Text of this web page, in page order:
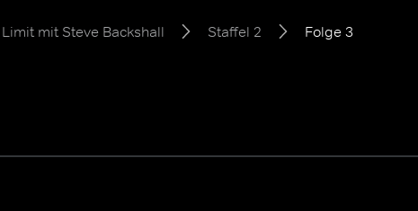
mit Steve Backshall Staffel 2 Folge 3